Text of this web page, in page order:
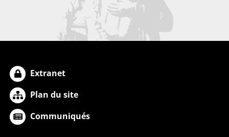
Extranet
Plan du site
Communiqués